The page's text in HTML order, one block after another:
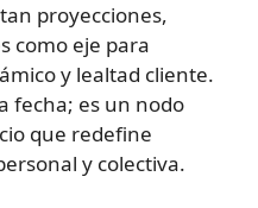
proyecciones,
como eje para
y lealtad cliente.
fecha; es un nodo
que redefine
y colectiva.